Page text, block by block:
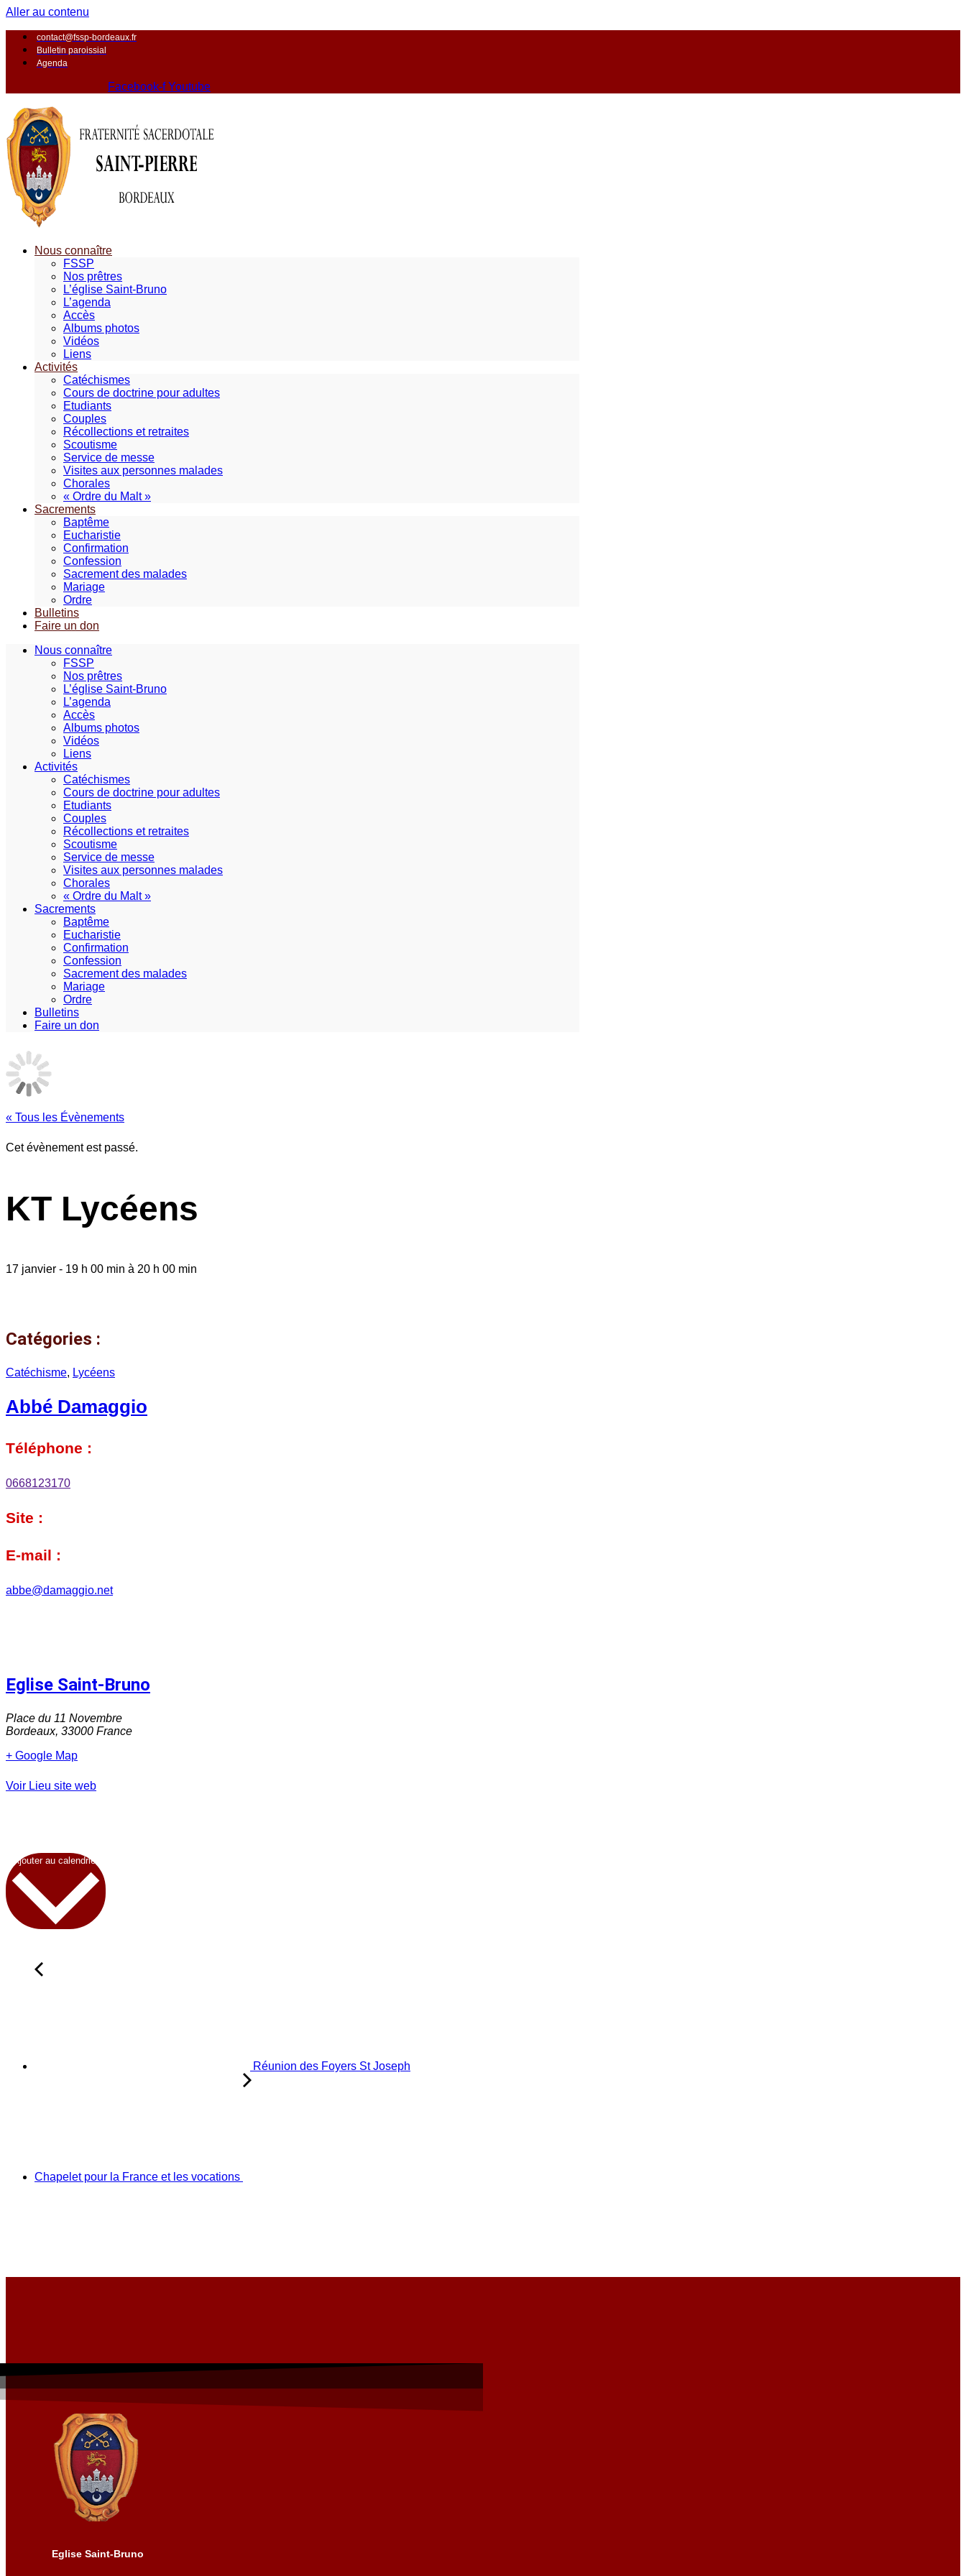
Aller au contenu
contact@fssp-bordeaux.fr
Bulletin paroissial
Agenda
Facebook-f Youtube
Nous connaître
FSSP
Nos prêtres
L’église Saint-Bruno
L’agenda
Accès
Albums photos
Vidéos
Liens
Activités
Catéchismes
Cours de doctrine pour adultes
Etudiants
Couples
Récollections et retraites
Scoutisme
Service de messe
Visites aux personnes malades
Chorales
« Ordre du Malt »
Sacrements
Baptême
Eucharistie
Confirmation
Confession
Sacrement des malades
Mariage
Ordre
Bulletins
Faire un don
Nous connaître
FSSP
Nos prêtres
L’église Saint-Bruno
L’agenda
Accès
Albums photos
Vidéos
Liens
Activités
Catéchismes
Cours de doctrine pour adultes
Etudiants
Couples
Récollections et retraites
Scoutisme
Service de messe
Visites aux personnes malades
Chorales
« Ordre du Malt »
Sacrements
Baptême
Eucharistie
Confirmation
Confession
Sacrement des malades
Mariage
Ordre
Bulletins
Faire un don
« Tous les Évènements
Cet évènement est passé.
KT Lycéens
17 janvier - 19 h 00 min à 20 h 00 min
Catégories :
Catéchisme, Lycéens
Abbé Damaggio
Téléphone :
0668123170
Site :
E-mail :
abbe@damaggio.net
Eglise Saint-Bruno
Place du 11 Novembre
Bordeaux, 33000 France
+ Google Map
Voir Lieu site web
Réunion des Foyers St Joseph
Chapelet pour la France et les vocations
Eglise Saint-Bruno